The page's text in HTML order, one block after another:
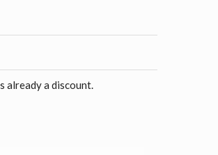
already a discount.